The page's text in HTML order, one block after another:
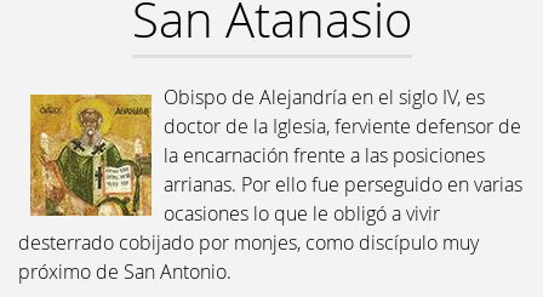
San Atanasio
Obispo de Alejandría en el siglo IV, es
doctor de la Iglesia, ferviente defensor de
la encarnación frente a las posiciones
arrianas. Por ello fue perseguido en varias
ocasiones lo que le obligó a vivir
desterrado cobijado por monjes, como discípulo muy
próximo de San Antonio.